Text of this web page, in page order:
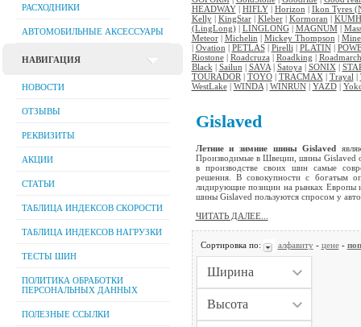
РАСХОДНИКИ
АВТОМОБИЛЬНЫЕ АКСЕССУАРЫ
НАВИГАЦИЯ
НОВОСТИ
ОТЗЫВЫ
РЕКВИЗИТЫ
АКЦИИ
СТАТЬИ
ТАБЛИЦА ИНДЕКСОВ СКОРОСТИ
ТАБЛИЦА ИНДЕКСОВ НАГРУЗКИ
ТЕСТЫ ШИН
ПОЛИТИКА ОБРАБОТКИ
ПЕРСОНАЛЬНЫХ ДАННЫХ
ПОЛЕЗНЫЕ ССЫЛКИ
HEADWAY| HIFLY| Horizon | Ikon Tyres
Kelly| KingStar| Kleber| Kormoran |
(LingLong)| LINGLONG| MAGNUM|
Meteor| Michelin | Mickey Thompson |
| Ovation | PETLAS| Pirelli | PLATIN|
Riostone| Roadcruza | Roadking | Roadmarch
Black | Sailun | SAVA| Satoya | SONIX |
TOURADOR | TOYO| TRACMAX | Trayal |
WestLake| WINDA| WINRUN| YAZD|
Gislaved
Летние и зимние шины Gislaved
Производимые в Швеции, шины Gislaved
в производстве своих шин самые
решения. В совокупности с богатым
лидирующие позиции на рынках Европы
шины Gislaved пользуются спросом у
ЧИТАТЬ ДАЛЕЕ...
Сортировка по: алфавиту- цене-